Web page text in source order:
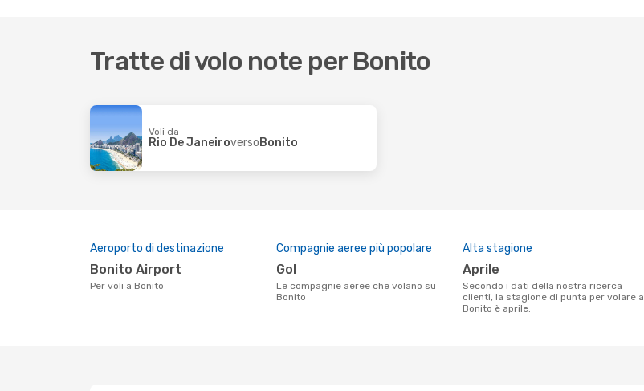
Tratte di volo note per Bonito
Voli da
Rio De Janeiroverso Bonito
Aeroporto di destinazione
Bonito Airport
Per voli a Bonito
Compagnie aeree più popolare
Gol
Le compagnie aeree che volano su
Bonito
Alta stagione
aprile
Secondo i dati della nostra ricerca
clienti, la stagione di punta per volare a
Bonito è aprile.